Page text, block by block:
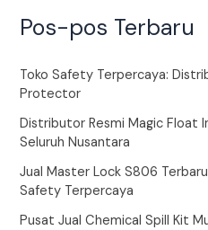
Pos-pos Terbaru
Toko Safety Terpercaya:
Protector
Distributor Resmi Magic Float
Seluruh Nusantara
Jual Master Lock S806
Safety Terpercaya
Pusat Jual Chemical Spill Kit